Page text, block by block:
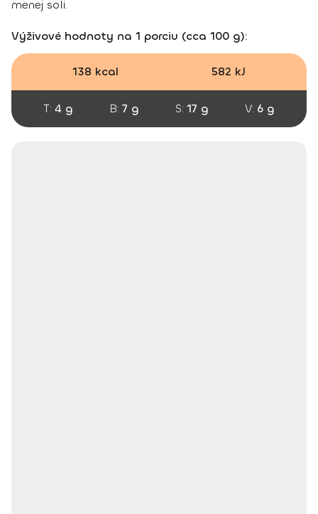
menej soli.
Výživové hodnoty na 1 porciu (cca 100 g):
138 kcal 582 kJ
T: 4 g B: 7 g S: 17 g V: 6 g